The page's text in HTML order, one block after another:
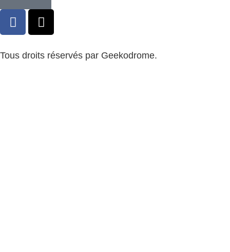
Tous droits réservés par Geekodrome.